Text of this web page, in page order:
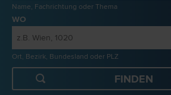
Name, Fachrichtung oder Thema
WO
Ort, Bezirk, Bundesland oder PLZ